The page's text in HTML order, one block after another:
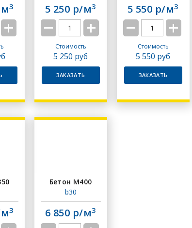
3 5 250 р/м3
Стоимость
5 250 руб
ЗАКАЗАТЬ
5 550 р/м3
Стоимость
5 550 руб
ЗАКАЗАТЬ
3
Бетон М400
b30
6 850 р/м3